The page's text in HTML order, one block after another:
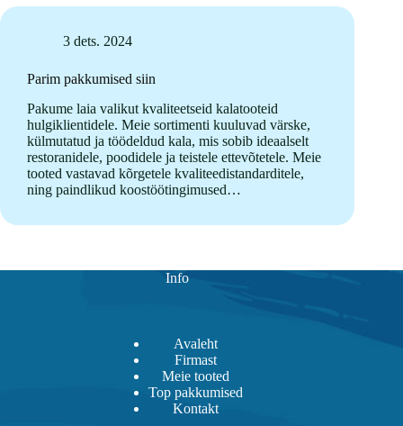
3 dets. 2024
Parim pakkumised siin
Pakume laia valikut kvaliteetseid kalatooteid
hulgiklientidele. Meie sortimenti kuuluvad värske,
külmutatud ja töödeldud kala, mis sobib ideaalselt
restoranidele, poodidele ja teistele ettevõtetele. Meie
tooted vastavad kõrgetele kvaliteedistandarditele,
ning paindlikud koostöötingimused…
Info
Avaleht
Firmast
Meie tooted
Top pakkumised
Kontakt